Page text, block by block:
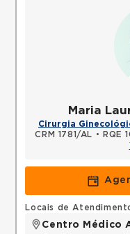
Maria
Cirurgia
CRM 1781/AL •
RQE
Locais de
Centro Médico